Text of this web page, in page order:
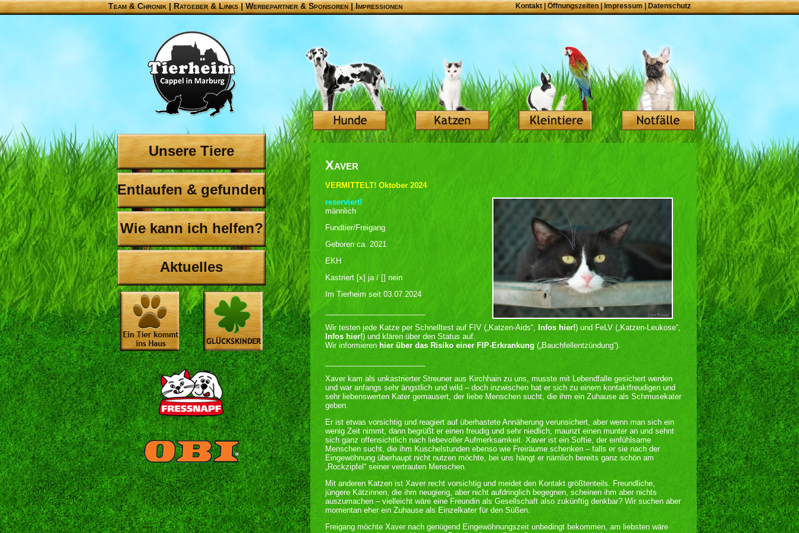
Team & Chronik |Ratgeber & Links|Werbepartner & Sponsoren|Impressionen Kontakt Öffnungszeiten| Impressum|Datenschutz
Unsere Tiere
Entlaufen & gefunden
Wie kann ich helfen?
Aktuelles
Xaver
VERMITTELT! Oktober 2024
reserviert!
männlich
Fundtier/Freigang
Geboren ca. 2021
EKH
Kastriert [x] ja / [] nein
Im Tierheim seit 03.07.2024
Wir testen jede Katze per Schnelltest auf FIV („Katzen-Aids“, Infos hier!) und FeLV („Katzen-Leukose“,
Infos hier!) und klären über den Status auf.
Wir informieren hier über das Risiko einer FIP-Erkrankung („Bauchfellentzündung“).
Xaver kam als unkastrierter Streuner aus Kirchhain zu uns, musste mit Lebendfalle gesichert werden
und war anfangs sehr ängstlich und wild – doch inzwischen hat er sich zu einem kontaktfreudigen und
sehr liebenswerten Kater gemausert, der liebe Menschen sucht, die ihm ein Zuhause als Schmusekater
geben.
Er ist etwas vorsichtig und reagiert auf überhastete Annäherung verunsichert, aber wenn man sich ein
wenig Zeit nimmt, dann begrüßt er einen freudig und sehr niedlich, maunzt einen munter an und sehnt
sich ganz offensichtlich nach liebevoller Aufmerksamkeit. Xaver ist ein Softie, der einfühlsame
Menschen sucht, die ihm Kuschelstunden ebenso wie Freiräume schenken – falls er sie nach der
Eingewöhnung überhaupt nicht nutzen möchte, bei uns hängt er nämlich bereits ganz schön am
„Rockzipfel“ seiner vertrauten Menschen.
Mit anderen Katzen ist Xaver recht vorsichtig und meidet den Kontakt größtenteils. Freundliche,
jüngere Kätzinnen, die ihm neugierig, aber nicht aufdringlich begegnen, scheinen ihm aber nichts
auszumachen – vielleicht wäre eine Freundin als Gesellschaft also zukünftig denkbar? Wir suchen aber
momentan eher ein Zuhause als Einzelkater für den Süßen.
Freigang möchte Xaver nach genügend Eingewöhnungszeit unbedingt bekommen, am liebsten wäre